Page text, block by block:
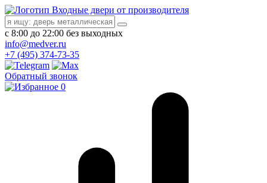
Входные двери от производителя
с 8:00 до 22:00 без выходных
info@medver.ru
+7 (495) 374-73-35
Обратный звонок
0